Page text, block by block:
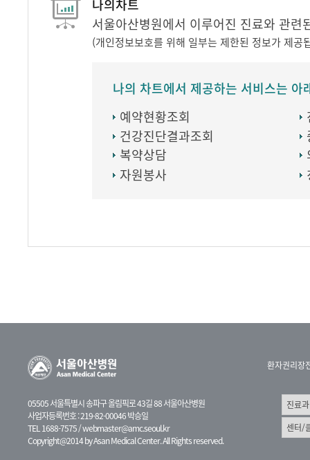
나의차트
서울아산병원에서 이루어진 진료와 관
(개인정보보호를 위해 일부는 제한된 정보가 제공
나의 차트에서 제공하는 서비스는 아
예약현황조회
건강진단결과조회
복약상담
자원봉사
05505 서울특별시 송파구 올림픽로 43길 88 서울아산병원
사업자등록번호 : 219-82-00046 박승일
TEL 1688-7575 /webmaster@amc.seoul.kr
Copyright@2014 by Asan Medical Center. All Rights reserved.
환자권리장